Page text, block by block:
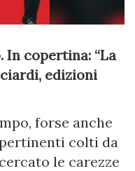
copertina: “La
edizioni
forse anche
colti da
le carezze